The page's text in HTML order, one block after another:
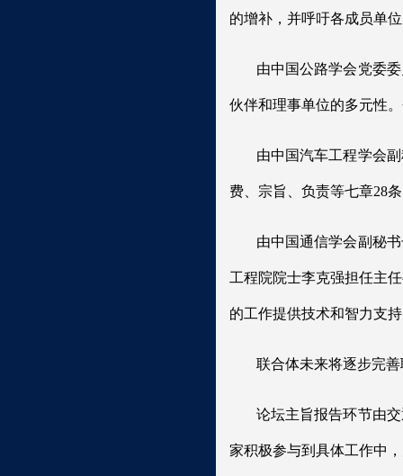
的增补，并呼吁各成员单
由中国公路学会党委
伙伴和理事单位的多元性
由中国汽车工程学会
费、宗旨、负责等七章28
由中国通信学会副秘
工程院院士李克强担任主
的工作提供技术和智力支
联合体未来将逐步完
论坛主旨报告环节由
家积极参与到具体工作中